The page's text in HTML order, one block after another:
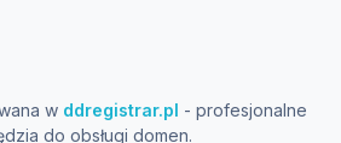
w ddregistrar.pl - profesjonalne
do obsługi domen.